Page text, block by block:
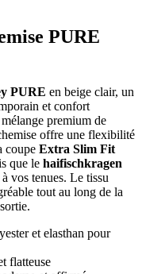
PURE
PURE en beige clair, un
et confort
premium de
offre une flexibilité
coupe Extra Slim Fit
que le haifischkragen
vos tenues. Le tissu
tout au long de la
et elasthan pour
flatteuse